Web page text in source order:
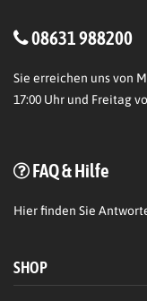
08631 988200
Sie erreichen uns von
17:00 Uhr und Freitag
FAQ & Hilfe
Hierfinden Sie
SHOP